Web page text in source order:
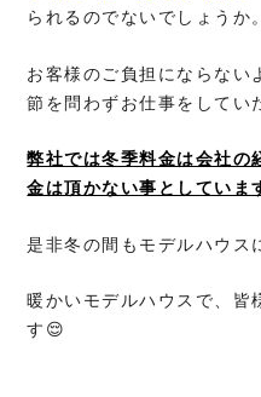
られるのでないでしょうか。
お客様のご負担にならない
節を問わずお仕事をしてい
弊社では冬季料金は会社の
金は頂かない事としていま
是非冬の間もモデルハウス
暖かいモデルハウスで、皆
す😌